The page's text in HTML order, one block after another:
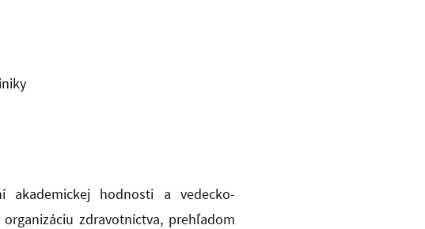
akademickej hodnosti a vedecko-
zdravotníctva, prehľadom